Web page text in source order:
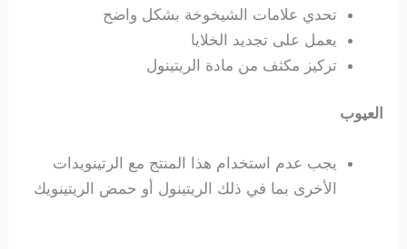
تحدي علامات الشيخوخة بشكل واضح
يعمل على تجديد الخلايا
تركيز مكثف من مادة الريتينول
العيوب
يجب عدم استخدام هذا المنتج مع الرتينويدات
الأخرى بما في ذلك الريتينول أو حمض الريتينويك